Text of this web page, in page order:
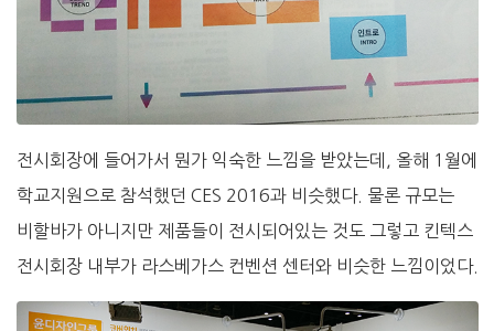
전시회장에 들어가서 뭔가 익숙한 느낌을 받았는데, 올해 1월에
학교지원으로 참석했던 CES 2016과 비슷했다. 물론 규모는
비할바가 아니지만 제품들이 전시되어있는 것도 그렇고 킨텍스
전시회장 내부가 라스베가스 컨벤션 센터와 비슷한 느낌이었다.